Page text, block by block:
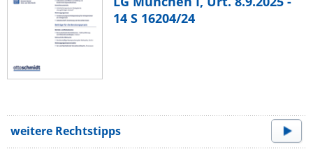
14 S 16204/24
weitere Rechtstipps